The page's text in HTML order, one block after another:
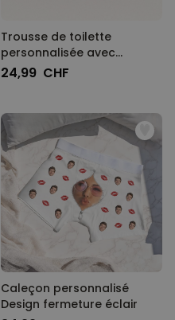
Trousse de toilette
personnalisée avec
monogramme
24,99 CHF
Caleçon personnalisé
Design fermeture éclair